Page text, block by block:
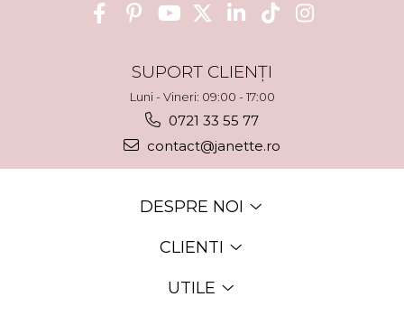
SUPORT CLIENȚI
Luni - Vineri: 09:00 - 17:00
0721 33 55 77
contact@janette.ro
DESPRE NOI
CLIENTI
UTILE